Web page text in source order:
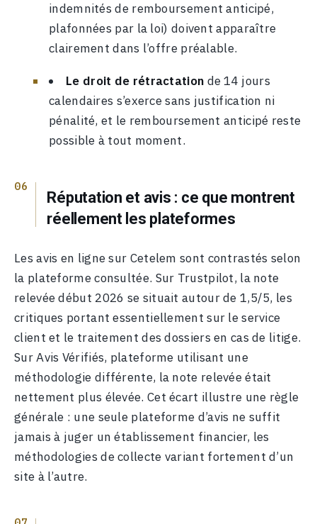
indemnités de remboursement anticipé,
plafonnées par la loi) doivent apparaître
clairement dans l’offre préalable.
Le droit de rétractation de 14 jours
calendaires s’exerce sans justification ni
pénalité, et le remboursement anticipé reste
possible à tout moment.
Réputation et avis : ce que montrent
réellement les plateformes
Les avis en ligne sur Cetelem sont contrastés selon
la plateforme consultée. Sur Trustpilot, la note
relevée début 2026 se situait autour de 1,5/5, les
critiques portant essentiellement sur le service
client et le traitement des dossiers en cas de litige.
Sur Avis Vérifiés, plateforme utilisant une
méthodologie différente, la note relevée était
nettement plus élevée. Cet écart illustre une règle
générale : une seule plateforme d’avis ne suffit
jamais à juger un établissement financier, les
méthodologies de collecte variant fortement d’un
site à l’autre.